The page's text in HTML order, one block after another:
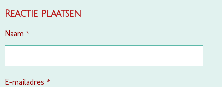
E
L
R
E
Reactie plaatsen
Naam *
E-mailadres *